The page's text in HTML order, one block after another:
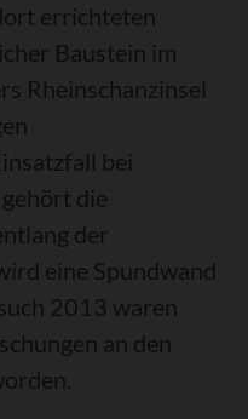
errichteten
Baustein im
Rheinschanzinsel
bei
die
der
eine Spundwand
2013 waren
an den